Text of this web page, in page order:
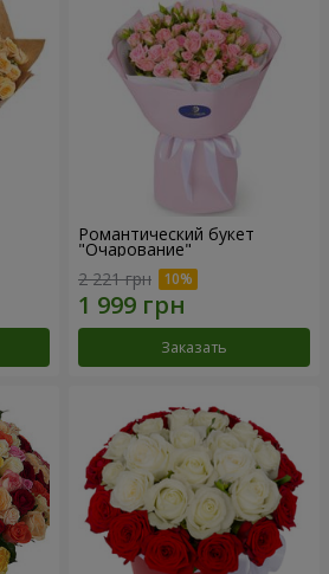
Романтический букет
"Очарование"
2 221 грн
Заказать